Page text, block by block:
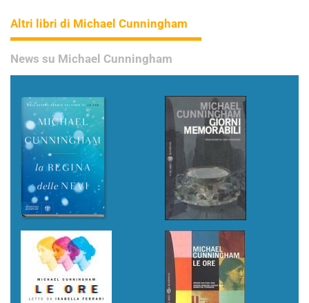
Altri libri di Michael Cunningham
News su Michael Cunningham